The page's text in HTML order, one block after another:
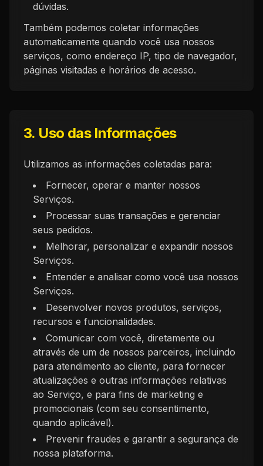
dúvidas.
Também podemos coletar informações
automaticamente quando você usa nossos
serviços, como endereço IP, tipo de navegador,
páginas visitadas e horários de acesso.
3. Uso das Informações
Utilizamos as informações coletadas para:
Fornecer, operar e manter nossos
Serviços.
Processar suas transações e gerenciar
seus pedidos.
Melhorar, personalizar e expandir nossos
Serviços.
Entender e analisar como você usa nossos
Serviços.
Desenvolver novos produtos, serviços,
recursos e funcionalidades.
Comunicar com você, diretamente ou
através de um de nossos parceiros, incluindo
para atendimento ao cliente, para fornecer
atualizações e outras informações relativas
ao Serviço, e para fins de marketing e
promocionais (com seu consentimento,
quando aplicável).
Prevenir fraudes e garantir a segurança de
nossa plataforma.